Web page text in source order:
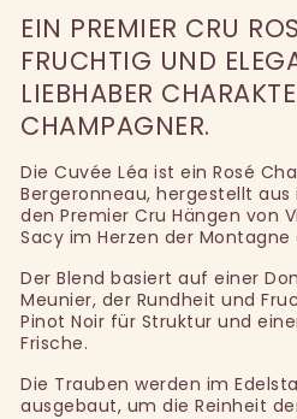
EIN PREMIER CRU
FRUCHTIG UND
LIEBHABER
CHAMPAGNER.
Die Cuvée Léa ist ein Rosé
Bergeronneau, hergestellt
den Premier Cru Hängen von
Sacy im Herzen der Montagne
Der Blend basiert auf einer
Meunier, der Rundheit und
Pinot Noir für Struktur und
Frische.
Die Trauben werden im
ausgebaut, um die Reinheit